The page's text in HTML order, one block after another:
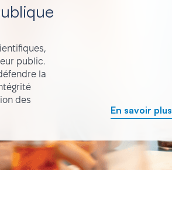
public.
la
des
En savoir plus